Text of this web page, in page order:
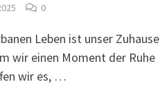
0
Leben ist unser Zuhause
wir einen Moment der Ruhe
wir es, …